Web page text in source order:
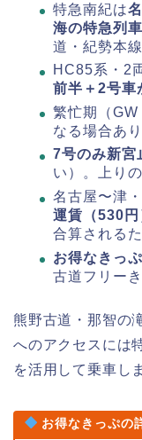
特急南紀は
海の特急列車
道・紀勢本線
HC85系・2
前半＋2号車
繁忙期（
なる場合あり
7号のみ新宮
い）。上り
名古屋〜津
運賃（530円
合算される
お得なきっ
古道フリー
熊野古道・那智の
へのアクセスには
を活用して乗車し
お得なきっぷの